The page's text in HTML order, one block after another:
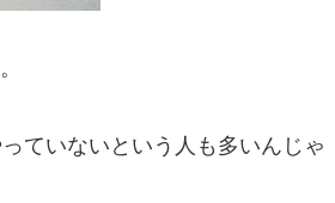
ていないという人も多いんじゃ